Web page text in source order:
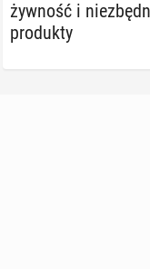
żywność i
pro­duk­ty